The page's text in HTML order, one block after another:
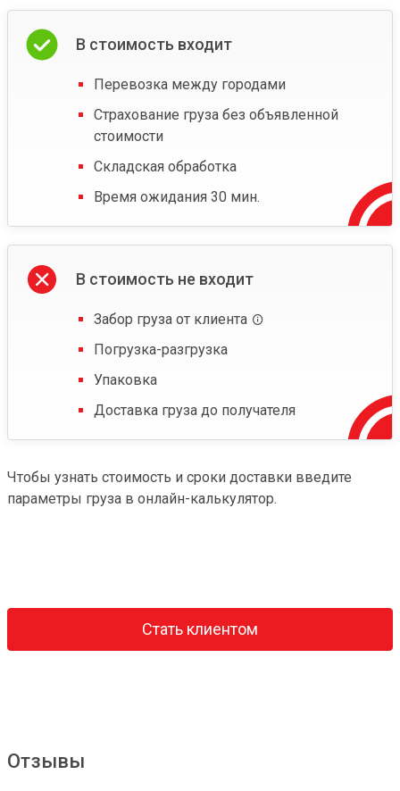
В стоимость входит
Перевозка между городами
Страхование груза без объявленной
стоимости
Складская обработка
Время ожидания 30 мин.
В стоимость не входит
Забор груза от клиента
Погрузка-разгрузка
Упаковка
Доставка груза до получателя
Чтобы узнать стоимость и сроки доставки введите
параметры груза в онлайн-калькулятор.
Стать клиентом
Отзывы